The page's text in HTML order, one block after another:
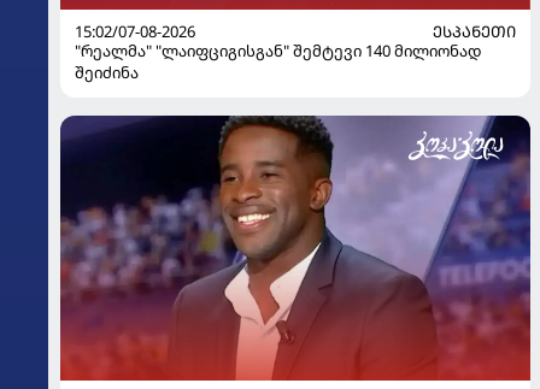
15:02/07-08-2026
ᲔᲡᲞᲐᲜᲔᲗᲘ
"რეალმა" "ლაიფციგისგან" შემტევი 140 მილიონად
შეიძინა